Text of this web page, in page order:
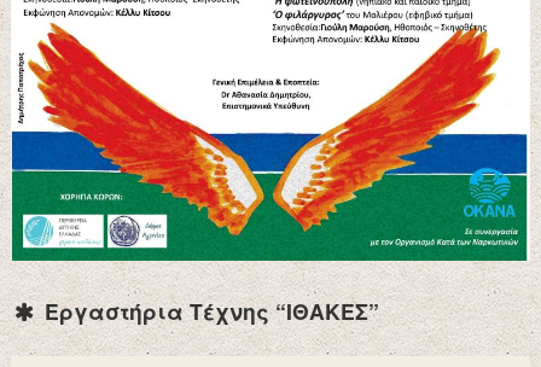
Εργαστήρια Τέχνης “ΙΘΑΚΕΣ”